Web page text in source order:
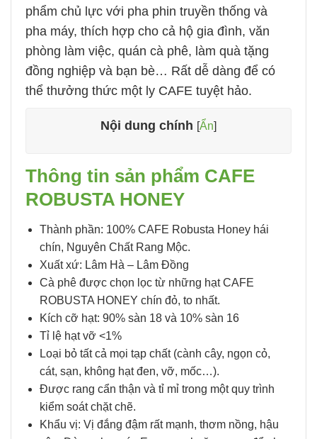
phẩm chủ lực với pha phin truyền thống và
pha máy, thích hợp cho cả hộ gia đình, văn
phòng làm việc, quán cà phê, làm quà tặng
đồng nghiệp và bạn bè… Rất dễ dàng để có
thể thưởng thức một ly CAFE tuyệt hảo.
Nội dung chính [Ẩn]
Thông tin sản phẩm CAFE
ROBUSTA HONEY
Thành phần: 100% CAFE Robusta Honey hái
chín, Nguyên Chất Rang Mộc.
Xuất xứ: Lâm Hà – Lâm Đồng
Cà phê được chọn lọc từ những hạt CAFE
ROBUSTA HONEY chín đỏ, to nhất.
Kích cỡ hạt: 90% sàn 18 và 10% sàn 16
Tỉ lệ hạt vỡ <1%
Loại bỏ tất cả mọi tạp chất (cành cây, ngọn cỏ,
cát, sạn, không hạt đen, vỡ, mốc…).
Được rang cẩn thận và tỉ mỉ trong một quy trình
kiểm soát chặt chẽ.
Khẩu vị: Vị đắng đậm rất mạnh, thơm nồng, hậu